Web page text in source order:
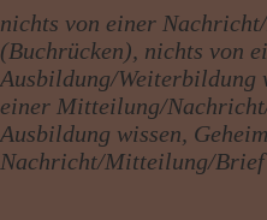
nichts von einer
(Buchrücken), nichts von
Ausbildung/Weiterbildung
einer Mitteilung/
Ausbildung wissen,
Nachricht/Mitteilung/Brief